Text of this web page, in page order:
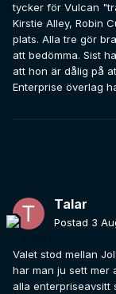
tycker för Vulcan
Kirstie Alley, Robin
plats. Alla tre gör
att bedömma. Sist
att hon är dålig på
Enterprise överlag
Talar
Postad 3
Valet stod mellan
har man ju sett mer
alla enterpriseavsitt